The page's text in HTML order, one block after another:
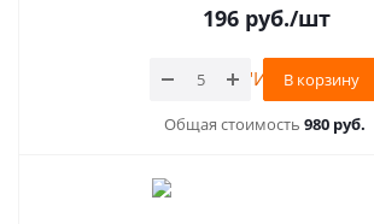
196руб./шт
В корзину
Общая стоимость 980 руб.